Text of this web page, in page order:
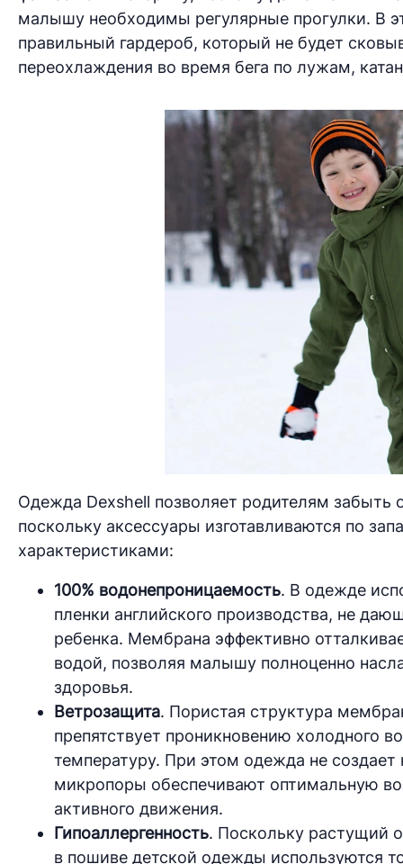
малышу необходимы регулярные прогулки. В
правильный гардероб, который не будет
переохлаждения во время бега по лужам,
Одежда Dexshell позволяет родителям забыть
поскольку аксессуары изготавливаются по
характеристиками:
100% водонепроницаемость. В одежде
пленки английского производства, не
ребенка. Мембрана эффективно
водой, позволяя малышу полноценно
здоровья.
Ветрозащита. Пористая структура
препятствует проникновению холодного
температуру. При этом одежда не
микропоры обеспечивают оптимальную
активного движения.
Гипоаллергенность. Поскольку растущий
в пошиве детской одежды используются